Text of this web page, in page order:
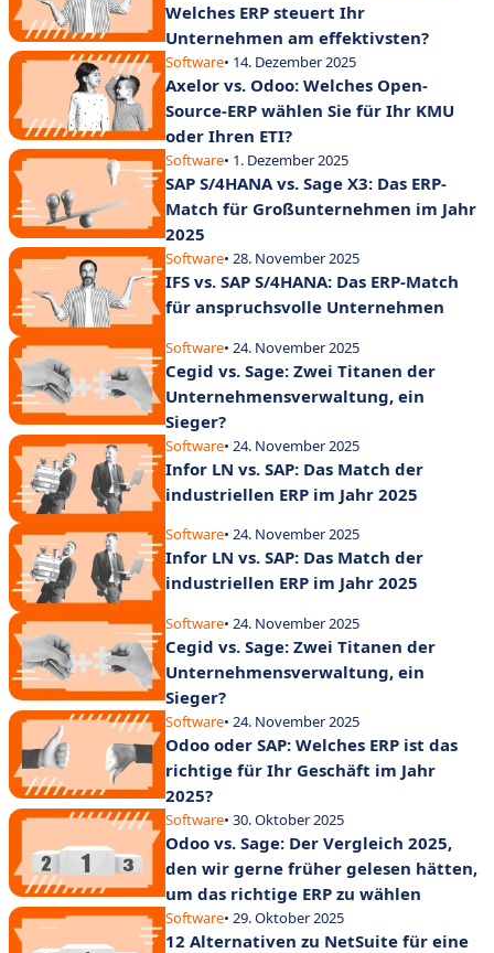
Welches ERP steuert Ihr
Unternehmen am effektivsten?
Software• 14. Dezember 2025
Axelor vs. Odoo: Welches Open-
Source-ERP wählen Sie für Ihr KMU
oder Ihren ETI?
Software• 1. Dezember 2025
SAP S/4HANA vs. Sage X3: Das ERP-
Match für Großunternehmen im Jahr
2025
Software• 28. November 2025
IFS vs. SAP S/4HANA: Das ERP-Match
für anspruchsvolle Unternehmen
Software• 24. November 2025
Cegid vs. Sage: Zwei Titanen der
Unternehmensverwaltung, ein
Sieger?
Software• 24. November 2025
Infor LN vs. SAP: Das Match der
industriellen ERP im Jahr 2025
Software• 24. November 2025
Infor LN vs. SAP: Das Match der
industriellen ERP im Jahr 2025
Software• 24. November 2025
Cegid vs. Sage: Zwei Titanen der
Unternehmensverwaltung, ein
Sieger?
Software• 24. November 2025
Odoo oder SAP: Welches ERP ist das
richtige für Ihr Geschäft im Jahr
2025?
Software• 30. Oktober 2025
Odoo vs. Sage: Der Vergleich 2025,
den wir gerne früher gelesen hätten,
um das richtige ERP zu wählen
Software• 29. Oktober 2025
12 Alternativen zu NetSuite für eine